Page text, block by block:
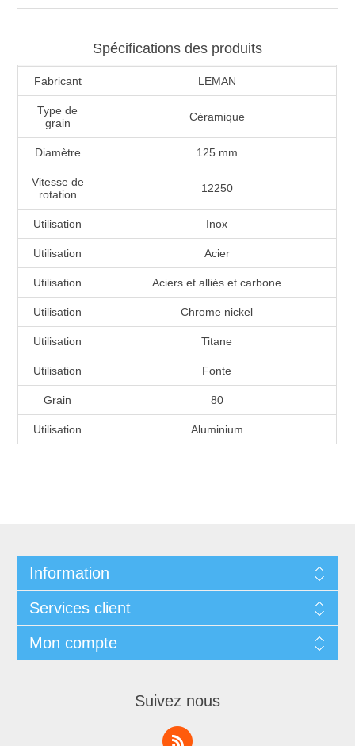
Spécifications des produits
Fabricant LEMAN
Type de
grain
Céramique
Diamètre 125 mm
Vitesse de
rotation
12250
Utilisation Inox
Utilisation Acier
Utilisation Aciers et alliés et carbone
Utilisation Chrome nickel
Utilisation Titane
Utilisation Fonte
Grain 80
Utilisation Aluminium
Information
Services client
Mon compte
Suivez nous